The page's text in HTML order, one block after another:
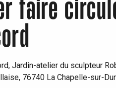
Paris 1h30
faire
Jardin-atelier du sculpteur
76740 La Chapelle-sur-